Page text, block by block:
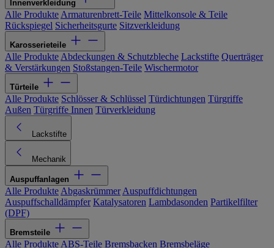
Innenverkleidung
Alle Produkte Armaturenbrett-Teile Mittelkonsole & Teile
Rückspiegel Sicherheitsgurte Sitzverkleidung
Karosserieteile
Alle Produkte Abdeckungen & Schutzbleche Lackstifte Querträger
& Verstärkungen Stoßstangen-Teile Wischermotor
Türteile
Alle Produkte Schlösser & Schlüssel Türdichtungen Türgriffe
Außen Türgriffe Innen Türverkleidung
Lackstifte
Mechanik
Auspuffanlagen
Alle Produkte Abgaskrümmer Auspuffdichtungen
Auspuffschalldämpfer Katalysatoren Lambdasonden Partikelfilter
(DPF)
Bremsteile
Alle Produkte ABS-Teile Bremsbacken Bremsbeläge